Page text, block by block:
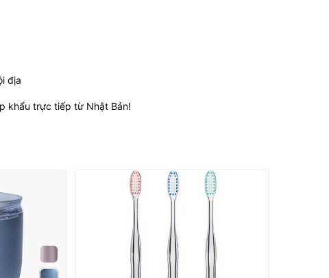
địa
khẩu trực tiếp từ Nhật Bản!